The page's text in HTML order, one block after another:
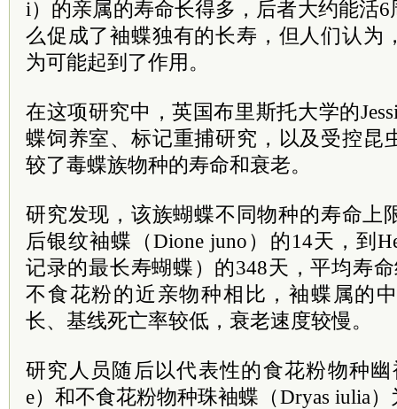
i）的亲属的寿命长得多，后者大约能活
么促成了袖蝶独有的长寿，但人们认为
为可能起到了作用。
在这项研究中，英国布里斯托大学的
蝶饲养室、标记重捕研究，以及受控昆
较了毒蝶族物种的寿命和衰老。
研究发现，该族蝴蝶不同物种的寿命上
后银纹袖蝶（Dione juno）的14天，到
记录的最长寿蝴蝶）的348天，平均寿
不食花粉的近亲物种相比，袖蝶属的
长、基线死亡率较低，衰老速度较慢。
研究人员随后以代表性的食花粉物种幽
e）和不食花粉物种珠袖蝶（Dryas iulia